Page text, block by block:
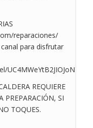
reparaciones/
para disfrutar
REQUIERE
PREPARACIÓN, SI
TOQUES.